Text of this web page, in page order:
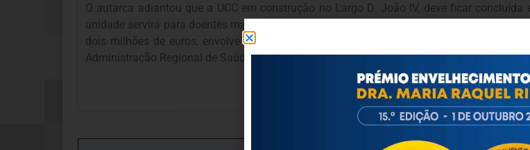
O autarca adiantou que a UCC em construção no Largo D. João IV, deve ficar
unidade servirá para doentes mais necessitados e com doenças prolongadas. Segundo
dois milhões de euros, envolve a obra de construção, um loteamento urbano e a
Administração Regional de Saúde (ARS) do Alentejo, ao abrigo do Programa Modelar 1 e